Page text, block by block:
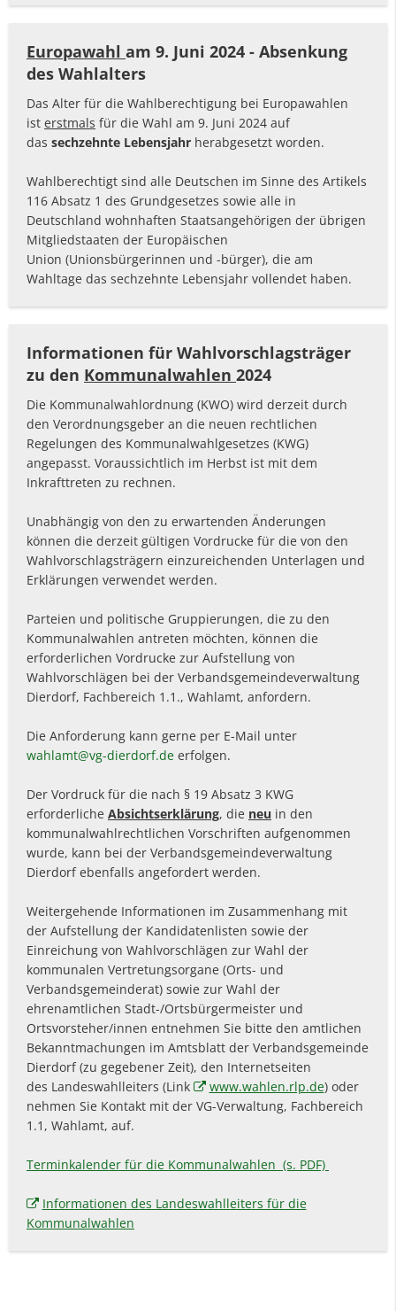
Europawahl am 9. Juni 2024 - Absenkung
des Wahlalters
Das Alter für die Wahlberechtigung bei Europawahlen
ist erstmals für die Wahl am 9. Juni 2024 auf
das sechzehnte Lebensjahr herabgesetzt worden.
Wahlberechtigt sind alle Deutschen im Sinne des Artikels
116 Absatz 1 des Grundgesetzes sowie alle in
Deutschland wohnhaften Staatsangehörigen der übrigen
Mitgliedstaaten der Europäischen
Union (Unionsbürgerinnen und -bürger), die am
Wahltage das sechzehnte Lebensjahr vollendet haben.
Informationen für Wahlvorschlagsträger
zu den Kommunalwahlen 2024
Die Kommunalwahlordnung (KWO) wird derzeit durch
den Verordnungsgeber an die neuen rechtlichen
Regelungen des Kommunalwahlgesetzes (KWG)
angepasst. Voraussichtlich im Herbst ist mit dem
Inkrafttreten zu rechnen.
Unabhängig von den zu erwartenden Änderungen
können die derzeit gültigen Vordrucke für die von den
Wahlvorschlagsträgern einzureichenden Unterlagen und
Erklärungen verwendet werden.
Parteien und politische Gruppierungen, die zu den
Kommunalwahlen antreten möchten, können die
erforderlichen Vordrucke zur Aufstellung von
Wahlvorschlägen bei der Verbandsgemeindeverwaltung
Dierdorf, Fachbereich 1.1., Wahlamt, anfordern.
Die Anforderung kann gerne per E-Mail unter
wahlamt@vg-dierdorf.de erfolgen.
Der Vordruck für die nach § 19 Absatz 3 KWG
erforderliche Absichtserklärung, die neu in den
kommunalwahlrechtlichen Vorschriften aufgenommen
wurde, kann bei der Verbandsgemeindeverwaltung
Dierdorf ebenfalls angefordert werden.
Weitergehende Informationen im Zusammenhang mit
der Aufstellung der Kandidatenlisten sowie der
Einreichung von Wahlvorschlägen zur Wahl der
kommunalen Vertretungsorgane (Orts- und
Verbandsgemeinderat) sowie zur Wahl der
ehrenamtlichen Stadt-/Ortsbürgermeister und
Ortsvorsteher/innen entnehmen Sie bitte den amtlichen
Bekanntmachungen im Amtsblatt der Verbandsgemeinde
Dierdorf (zu gegebener Zeit), den Internetseiten
des Landeswahlleiters (Link
www.wahlen.rlp.de) oder
nehmen Sie Kontakt mit der VG-Verwaltung, Fachbereich
1.1, Wahlamt, auf.
Terminkalender für die Kommunalwahlen (s. PDF)
Informationen des Landeswahlleiters für die
Kommunalwahlen